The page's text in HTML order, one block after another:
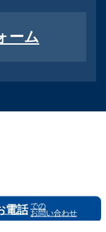
電話 での
お問い合わせ
ーム